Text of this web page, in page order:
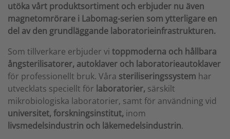
utöka vårt produktsortiment och erbjuder nu även
magnetomrörare i Labomag-serien som ytterligare en
del av den grundläggande laboratorieinfrastrukturen.
Som tillverkare erbjuder vi toppmoderna och hållbara
ångsterilisatorer, autoklaver och laboratorieautoklaver
för professionellt bruk. Våra steriliseringssystem har
utvecklats speciellt för laboratorier, särskilt
mikrobiologiska laboratorier, samt för användning vid
universitet, forskningsinstitut, inom
livsmedelsindustrin och läkemedelsindustrin.